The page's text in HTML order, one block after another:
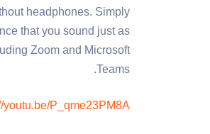
headphones. Simply
that you sound just as
Zoom and Microsoft
Teams.
youtu.be/P_qme23PM8A